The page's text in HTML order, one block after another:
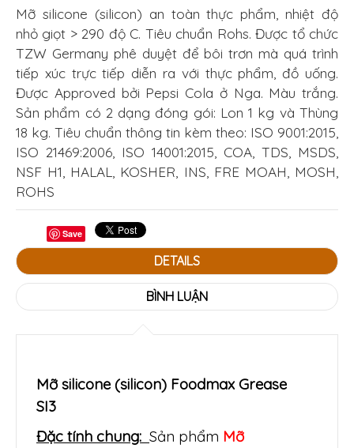
Mỡ silicone (silicon) an toàn thực phẩm, nhiệt độ
nhỏ giọt > 290 độ C. Tiêu chuẩn Rohs. Được tổ chức
TZW Germany phê duyệt để bôi trơn mà quá trình
tiếp xúc trực tiếp diễn ra với thực phẩm, đồ uống.
Được Approved bởi Pepsi Cola ở Nga. Màu trắng.
Sản phẩm có 2 dạng đóng gói: Lon 1 kg và Thùng
18 kg. Tiêu chuẩn thông tin kèm theo: ISO 9001:2015,
ISO 21469:2006, ISO 14001:2015, COA, TDS, MSDS,
NSF H1, HALAL, KOSHER, INS, FRE MOAH, MOSH,
ROHS
Save
DETAILS
BÌNH LUẬN
Mỡ silicone (silicon) Foodmax Grease
SI3
Đặc tính chung: Sản phẩm Mỡ